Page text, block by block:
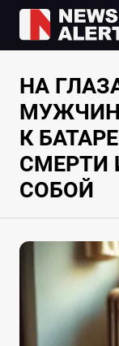
НА
К
СМЕРТИ
СОБОЙ